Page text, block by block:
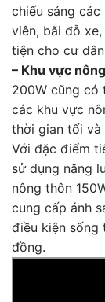
chiếu sáng
viên, bãi đỗ
tiện cho cư
– Khu vực
200W cũng có
các khu vực
thời gian tối và
Với đặc điểm
sử dụng năng
nông thôn
cung cấp ánh
điều kiện sống
đồng.